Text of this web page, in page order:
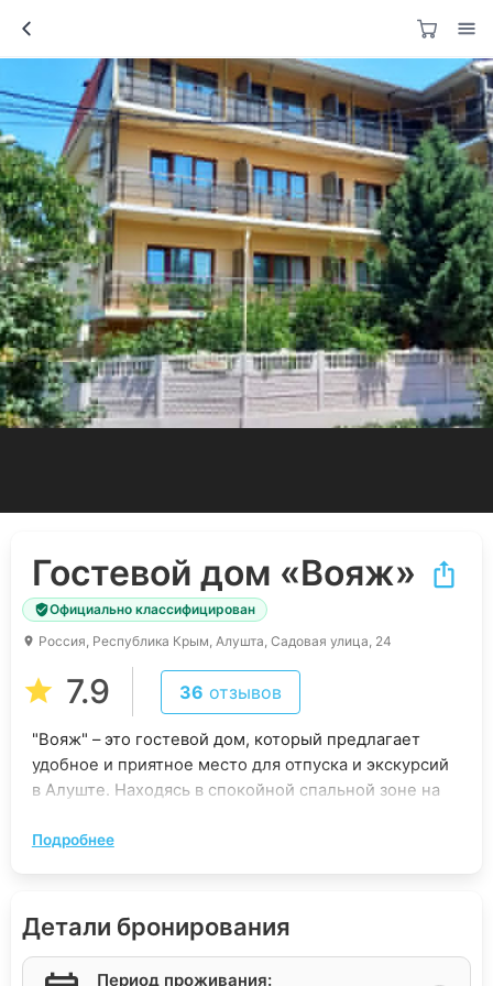
Гостевой дом «Вояж»
Официально классифицирован
Россия, Республика Крым, Алушта, Садовая улица, 24
7.9 36 отзывов
"Вояж" – это гостевой дом, который предлагает
удобное и приятное место для отпуска и экскурсий
в Алуште. Находясь в спокойной спальной зоне на
построенный в 2014 году, обеспечивает уютное
гипермаркеты "ПУД" и "Яблоко", автостанция,
рынок, аптеки, медицинское учреждение,
финансовая организация, а также остановки
Подробнее
Детали бронирования
Период проживания: